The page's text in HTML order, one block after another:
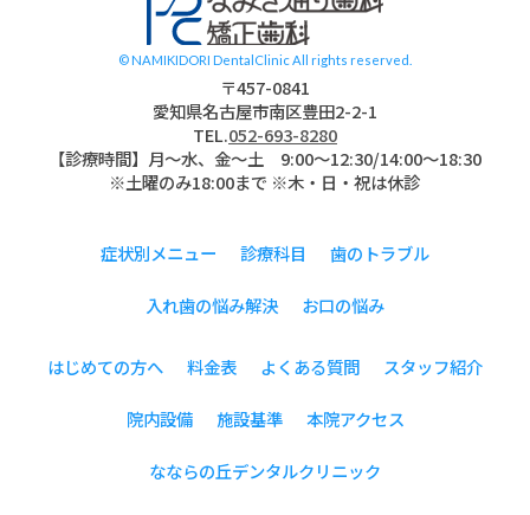
© NAMIKIDORI DentalClinic All rights reserved.
〒457-0841
愛知県名古屋市南区豊田2-2-1
TEL.052-693-8280
【診療時間】月〜水、金～土 9:00〜12:30/14:00～18:30
※土曜のみ18:00まで ※木・日・祝は休診
症状別メニュー 診療科目 歯のトラブル
入れ歯の悩み解決 お口の悩み
はじめての方へ 料金表 よくある質問 スタッフ紹介
院内設備 施設基準 本院アクセス
なならの丘デンタルクリニック